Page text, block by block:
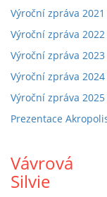
Výroční zpráva 2021
Výroční zpráva 2022
Výroční zpráva 2023
Výroční zpráva 2024
Výroční zpráva 2025
Prezentace
Vávrová
Silvie